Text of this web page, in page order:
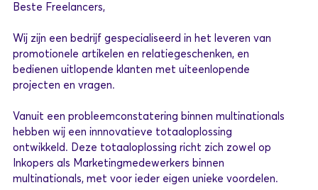
Beste Freelancers,
Wij zijn een bedrijf gespecialiseerd in het leveren van
promotionele artikelen en relatiegeschenken, en
bedienen uitlopende klanten met uiteenlopende
projecten en vragen.
Vanuit een probleemconstatering binnen multinationals
hebben wij een innnovatieve totaaloplossing
ontwikkeld. Deze totaaloplossing richt zich zowel op
Inkopers als Marketingmedewerkers binnen
multinationals, met voor ieder eigen unieke voordelen.